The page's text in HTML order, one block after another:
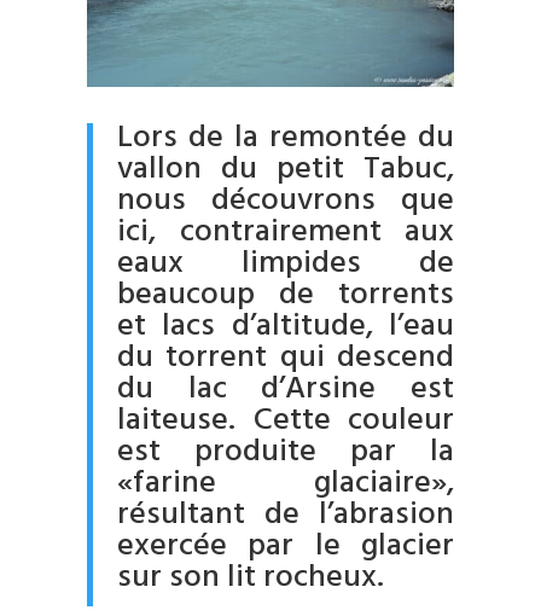
Lors de la remontée du
vallon du petit Tabuc,
nous découvrons que
ici, contrairement aux
eaux limpides de
beaucoup de torrents
et lacs d’altitude, l’eau
du torrent qui descend
du lac d’Arsine est
laiteuse. Cette couleur
est produite par la
«farine glaciaire»,
résultant de l’abrasion
exercée par le glacier
sur son lit rocheux.